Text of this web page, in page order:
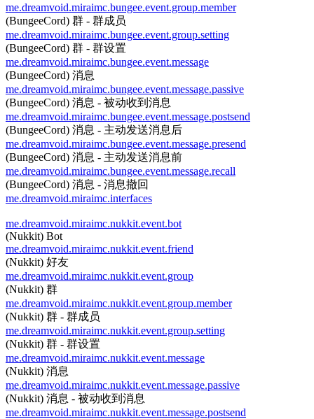
me.dreamvoid.miraimc.bungee.event.group.member
(BungeeCord) 群 - 群成员
me.dreamvoid.miraimc.bungee.event.group.setting
(BungeeCord) 群 - 群设置
me.dreamvoid.miraimc.bungee.event.message
(BungeeCord) 消息
me.dreamvoid.miraimc.bungee.event.message.passive
(BungeeCord) 消息 - 被动收到消息
me.dreamvoid.miraimc.bungee.event.message.postsend
(BungeeCord) 消息 - 主动发送消息后
me.dreamvoid.miraimc.bungee.event.message.presend
(BungeeCord) 消息 - 主动发送消息前
me.dreamvoid.miraimc.bungee.event.message.recall
(BungeeCord) 消息 - 消息撤回
me.dreamvoid.miraimc.interfaces
me.dreamvoid.miraimc.nukkit.event.bot
(Nukkit) Bot
me.dreamvoid.miraimc.nukkit.event.friend
(Nukkit) 好友
me.dreamvoid.miraimc.nukkit.event.group
(Nukkit) 群
me.dreamvoid.miraimc.nukkit.event.group.member
(Nukkit) 群 - 群成员
me.dreamvoid.miraimc.nukkit.event.group.setting
(Nukkit) 群 - 群设置
me.dreamvoid.miraimc.nukkit.event.message
(Nukkit) 消息
me.dreamvoid.miraimc.nukkit.event.message.passive
(Nukkit) 消息 - 被动收到消息
me.dreamvoid.miraimc.nukkit.event.message.postsend